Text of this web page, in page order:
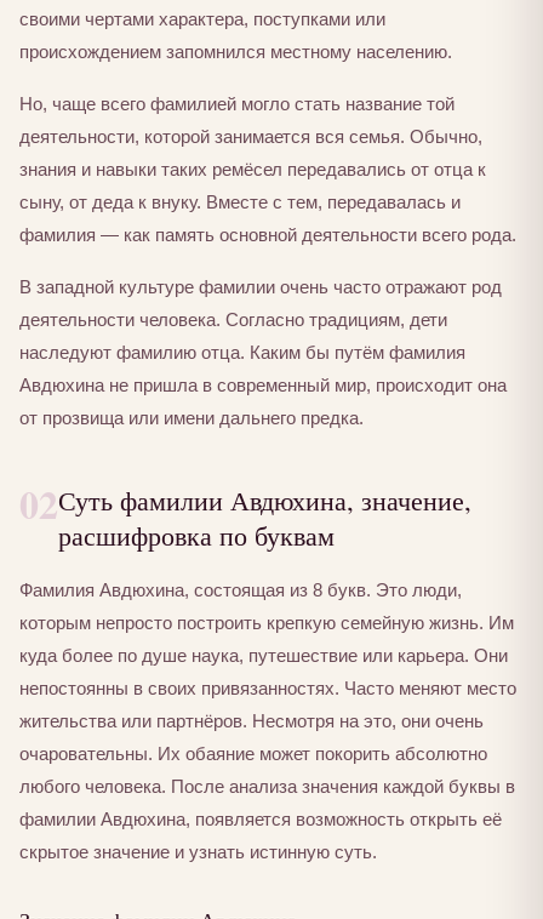
своими чертами характера, поступками или
происхождением запомнился местному населению.
Но, чаще всего фамилией могло стать название той
деятельности, которой занимается вся семья. Обычно,
знания и навыки таких ремёсел передавались от отца к
сыну, от деда к внуку. Вместе с тем, передавалась и
фамилия — как память основной деятельности всего рода.
В западной культуре фамилии очень часто отражают род
деятельности человека. Согласно традициям, дети
наследуют фамилию отца. Каким бы путём фамилия
Авдюхина не пришла в современный мир, происходит она
от прозвища или имени дальнего предка.
02Суть фамилии Авдюхина, значение,
расшифровка по буквам
Фамилия Авдюхина, состоящая из 8 букв. Это люди,
которым непросто построить крепкую семейную жизнь. Им
куда более по душе наука, путешествие или карьера. Они
непостоянны в своих привязанностях. Часто меняют место
жительства или партнёров. Несмотря на это, они очень
очаровательны. Их обаяние может покорить абсолютно
любого человека. После анализа значения каждой буквы в
фамилии Авдюхина, появляется возможность открыть её
скрытое значение и узнать истинную суть.